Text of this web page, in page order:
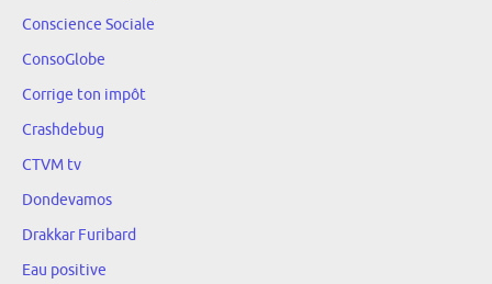
Conscience Sociale
ConsoGlobe
Corrige ton impôt
Crashdebug
CTVM tv
Dondevamos
Drakkar Furibard
Eau positive